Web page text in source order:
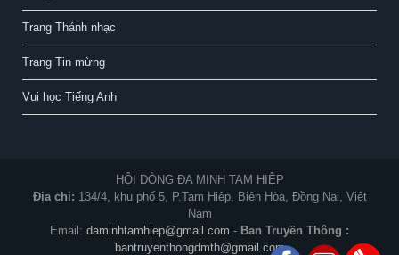
Trang Thánh nhạc
Trang Tin mừng
Vui học Tiếng Anh
HỘI DÒNG ĐA MINH TAM HIỆP
Địa chỉ: 134/4, khu phố 5, P.Tam Hiệp, Biên Hòa, Đồng Nai, Việt
Nam
Email: daminhtamhiep@gmail.com - Ban Truyền Thông :
bantruyenthongdmth@gmail.com